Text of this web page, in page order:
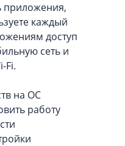
приложения,
каждый
доступ
сеть и
Fi.
на ОС
работу